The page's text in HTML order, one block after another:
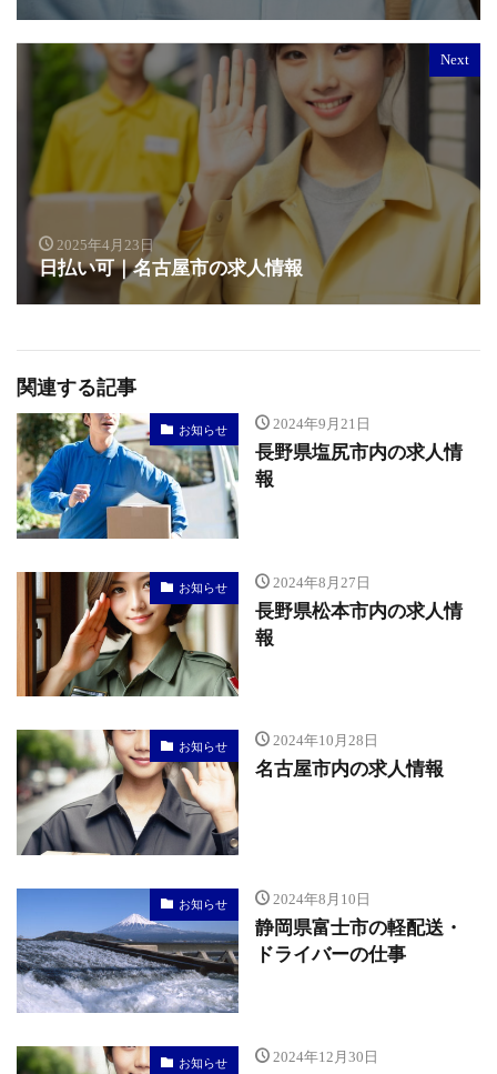
Next
2025年4月23日
日払い可｜名古屋市の求人情報
関連する記事
お知らせ 2024年9月21日
長野県塩尻市内の求人情
報
お知らせ 2024年8月27日
長野県松本市内の求人情
報
お知らせ 2024年10月28日
名古屋市内の求人情報
お知らせ 2024年8月10日
静岡県富士市の軽配送・
ドライバーの仕事
お知らせ 2024年12月30日